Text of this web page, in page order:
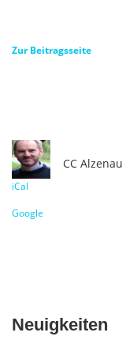
Zur Beitragsseite
CC Alzenau
iCal
Google
Neuigkeiten